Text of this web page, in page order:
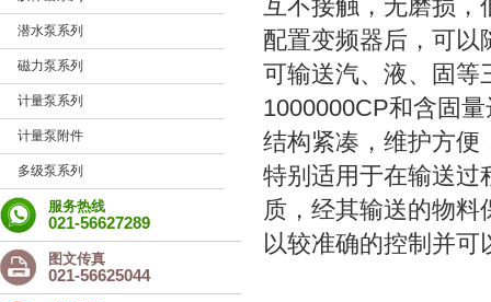
潜水泵系列
磁力泵系列
计量泵系列
计量泵附件
多级泵系列
服务热线
021-56627289
图文传真
021-56625044
互不接触，无磨损，
配置变频器后，可以
可输送汽、液、固等
1000000CP和含固
结构紧凑，维护方便
特别适用于在输送过
质，经其输送的物
以较准确的控制并可